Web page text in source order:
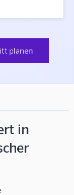
planen
in